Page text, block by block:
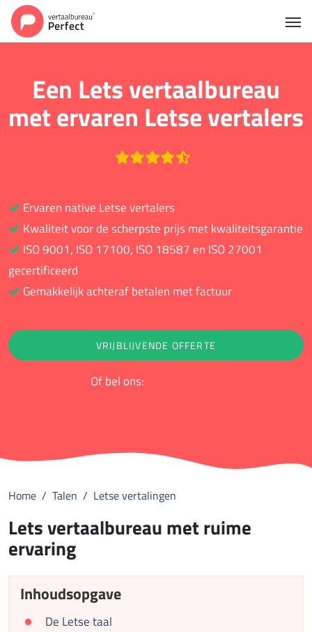
Een Lets vertaalbureau
met ervaren Letse vertalers
Ervaren native Letse vertalers
Kwaliteit voor de scherpste prijs met kwaliteitsgarantie
ISO 9001, ISO 17100, ISO 18587 en ISO 27001
gecertificeerd
Gemakkelijk achteraf betalen met factuur
VRIJBLIJVENDE OFFERTE
Of bel ons:
Home Talen Letse vertalingen
Lets vertaalbureau met ruime
ervaring
Inhoudsopgave
De Letse taal